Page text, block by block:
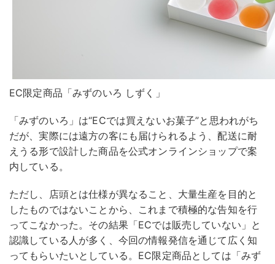
EC限定商品「みずのいろ しずく」
「みずのいろ」は“ECでは買えないお菓子”と思われがち
だが、実際には遠方の客にも届けられるよう、配送に耐
えうる形で設計した商品を公式オンラインショップで案
内している。
ただし、店頭とは仕様が異なること、大量生産を目的と
したものではないことから、これまで積極的な告知を行
ってこなかった。その結果「ECでは販売していない」と
認識している人が多く、今回の情報発信を通じて広く知
ってもらいたいとしている。EC限定商品としては「みず